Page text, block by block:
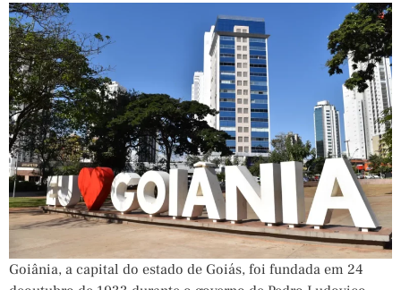
Goiânia, a capital do estado de Goiás, foi fundada em 24